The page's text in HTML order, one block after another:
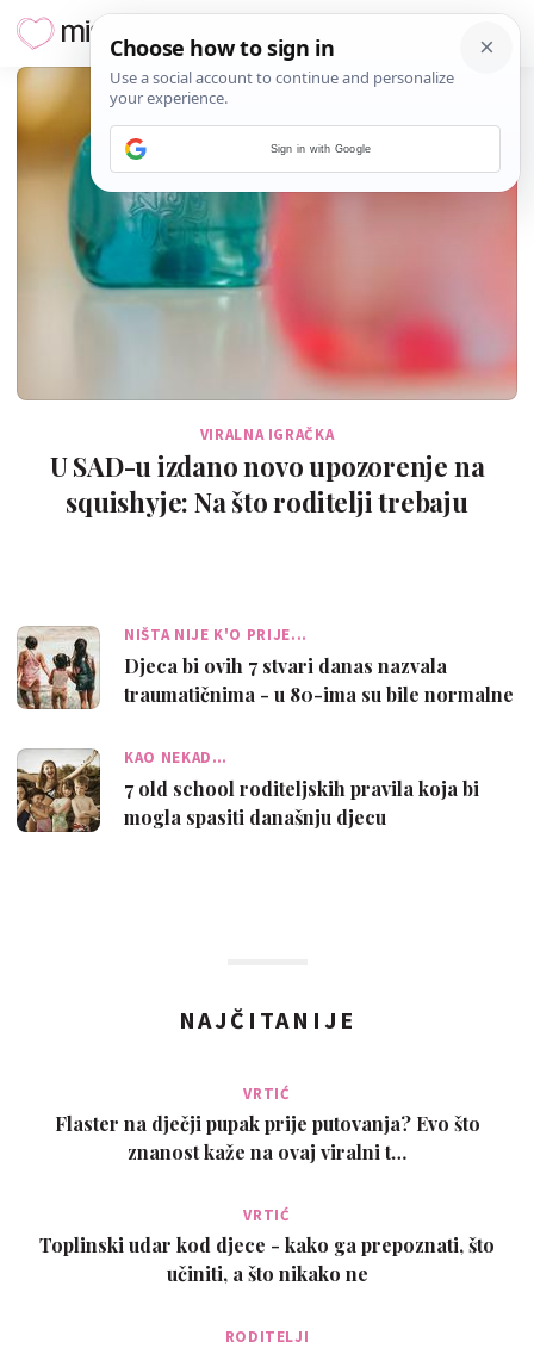
VIRALNA IGRAČKA
U SAD-u izdano novo upozorenje na
squishyje: Na što roditelji trebaju
NIŠTA NIJE K'O PRIJE...
Djeca bi ovih 7 stvari danas nazvala
traumatičnima - u 80-ima su bile normalne
KAO NEKAD…
7 old school roditeljskih pravila koja bi
mogla spasiti današnju djecu
NAJČITANIJE
VRTIĆ
Flaster na dječji pupak prije putovanja? Evo što
znanost kaže na ovaj viralni t…
VRTIĆ
Toplinski udar kod djece - kako ga prepoznati, što
učiniti, a što nikako ne
RODITELJI
Sign in with Google